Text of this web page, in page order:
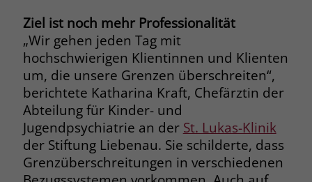
Ziel ist noch mehr Professionalität
„Wir gehen jeden Tag mit
hochschwierigen Klientinnen und Klienten
um, die unsere Grenzen überschreiten“,
berichtete Katharina Kraft, Chefärztin der
Abteilung für Kinder- und
Jugendpsychiatrie an der St. Lukas-Klinik
der Stiftung Liebenau. Sie schilderte, dass
Grenzüberschreitungen in verschiedenen
Zweck
This cookie, set by Cloudflare, is used to
support Cloudflare Bot Management.
Name JSessionID
Anbieter jobs.stiftung-liebenau.de
Laufzeit Session
Behält die Zustände des Benutzers bei
Zweck Enthält eine zufallsgenerierte User-ID.
Name _gcl_aw
Anbieter Google Ads
Laufzeit 90 Tage
Dieses Cookie wird gesetzt, wenn ein